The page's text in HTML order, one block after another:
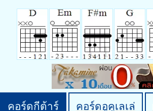
คอร์ดกีต้าร์ คอร์ดอูคูเลเล่